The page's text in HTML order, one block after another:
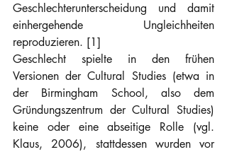
Geschlechterunterscheidung und damit
einhergehende Ungleichheiten
reproduzieren. [1]
Geschlecht spielte in den frühen
Versionen der Cultural Studies (etwa in
der Birmingham School, also dem
Gründungszentrum der Cultural Studies)
keine oder eine abseitige Rolle (vgl.
Klaus, 2006), stattdessen wurden vor